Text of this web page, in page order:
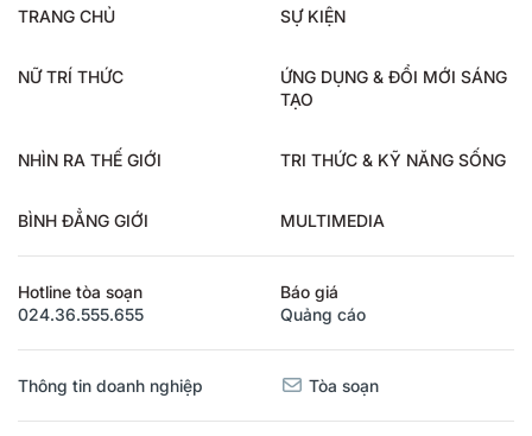
TRANG CHỦ SỰ KIỆN
NỮ TRÍ THỨC
ỨNG DỤNG & ĐỔI MỚI SÁNG
TẠO
NHÌN RA THẾ GIỚI TRI THỨC & KỸ NĂNG SỐNG
BÌNH ĐẲNG GIỚI MULTIMEDIA
Hotline tòa soạn
024.36.555.655
Báo giá
Quảng cáo
Thông tin doanh nghiệp Tòa soạn